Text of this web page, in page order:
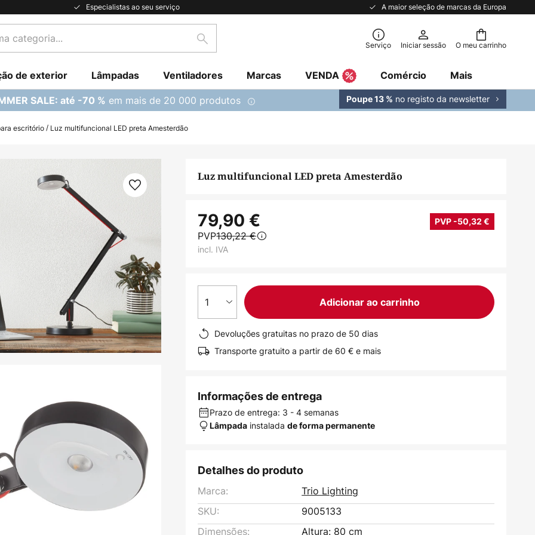
Especialistas ao seu serviço A maior seleção de marcas da Europa
O meu carrinho
Pesquisar Serviço Iniciar sessão
de exterior Lâmpadas Ventiladores Marcas VENDA Comércio Mais
SALE: até -70 % em mais de 20 000 produtos Poupe 13 % no registo da newsletter
escritório Luz multifuncional LED preta Amesterdão
Luz multifuncional LED preta Amesterdão
79,90 € PVP -50,32 €
PVP130,22 €
incl. IVA
1 Adicionar ao carrinho
Devoluções gratuitas no prazo de 50 dias
Transporte gratuito a partir de 60 € e mais
Informações de entrega
Prazo de entrega: 3 - 4 semanas
Lâmpada instaladade forma permanente
Detalhes do produto
Marca:
Trio Lighting
SKU:
9005133
Dimensões:
Altura: 80 cm